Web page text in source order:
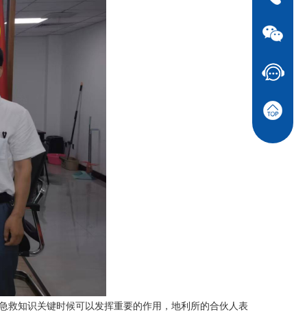
知识关键时候可以发挥重要的作用，地利所的合伙人表